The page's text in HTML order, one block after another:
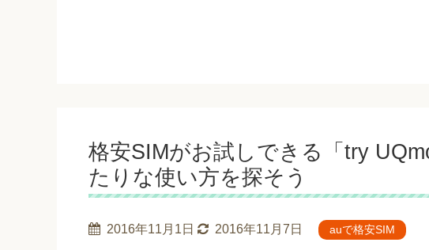
格安SIMがお試しできる「try
たりな使い方を探そう
2016年11月1日 2016年11月7日 auで格安SIM